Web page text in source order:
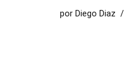
por Diego Diaz